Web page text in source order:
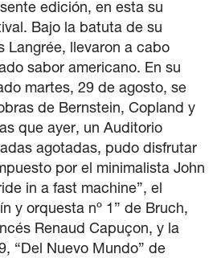
edición, en esta su
Bajo la batuta de su
Langrée, llevaron a cabo
sabor americano. En su
martes, 29 de agosto, se
de Bernstein, Copland y
que ayer, un Auditorio
agotadas, pudo disfrutar
por el minimalista John
in a fast machine”, el
y orquesta nº 1” de Bruch,
Renaud Capuçon, y la
“Del Nuevo Mundo” de